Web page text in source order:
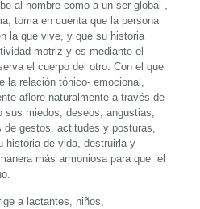
al hombre como a un ser global ,
toma en cuenta que la persona
la que vive, y que su historia
motriz y es mediante el
el cuerpo del otro. Con el que
la relación tónico- emocional,
aflore naturalmente a través de
sus miedos, deseos, angustias,
gestos, actitudes y posturas,
historia de vida, destruirla y
más armoniosa para que el
a lactantes, niños,